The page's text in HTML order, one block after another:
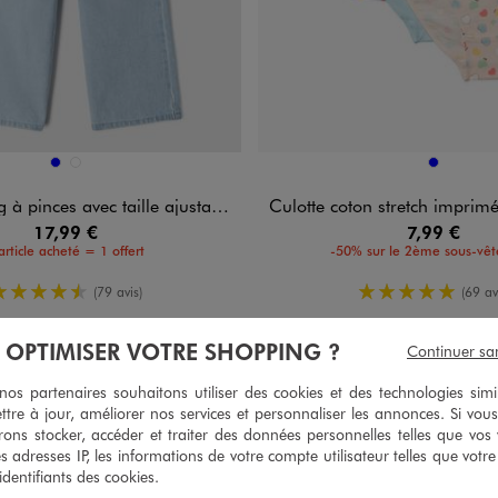
2 coloris
BLEU
pinces avec taille ajustable fille
17,99 €
acheté = 1 offert
4.5/5 de moyenne
(79 avis)
Disponible en 1 colorisBLEU
Culotte coton stretch imprimée
7,99 €
-50% sur le 2ème sous-
5/5 de (69
OPTIMISER VOTRE SHOPPING ?
partenaires souhaitons utiliser des cookies et des technologies
à jour, améliorer nos services et personnaliser les annonces. Si
stocker, accéder et traiter des données personnelles telles que vos
adresses IP, les informations de votre compte utilisateur telles que
des cookies.
Continuer